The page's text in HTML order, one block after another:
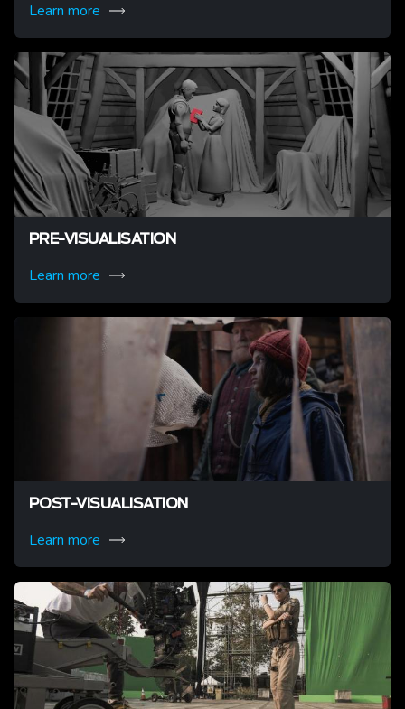
Learn more
PRE-VISUALISATION
Learn more
POST-VISUALISATION
Learn more